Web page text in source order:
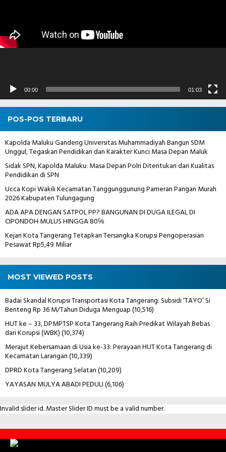
00:00 01:03
POS-POS TERBARU
Kapolda Maluku Gandeng Universitas Muhammadiyah Bangun SDM
Unggul, Tegaskan Pendidikan dan Karakter Kunci Masa Depan Maluk
Sidak SPN, Kapolda Maluku: Masa Depan Polri Ditentukan dari Kualitas
Pendidikan di SPN
Ucca Kopi Wakili Kecamatan Tanggunggunung Pameran Pangan Murah
2026 Kabupaten Tulungagung
ADA APA DENGAN SATPOL PP? BANGUNAN DI DUGA ILEGAL DI
CIPONDOH MULUS HINGGA 80℅
Kejari Kota Tangerang Tetapkan Tersangka Korupsi Pengoperasian
Pesawat Rp5,49 Miliar
MOST VIEWED POSTS
Badai Skandal Korupsi Transportasi Kota Tangerang: Subsidi ‘TAYO’ Si
Benteng Rp 36 M/Tahun Diduga Menguap(10,516)
HUT ke – 33, DPMPTSP Kota Tangerang Raih Predikat Wilayah Bebas
dari Korupsi (WBK)(10,374)
Merajut Kebersamaan di Usia ke-33: Perayaan HUT Kota Tangerang di
Kecamatan Larangan(10,339)
DPRD Kota Tangerang Selatan(10,209)
YAYASAN MULYA ABADI PEDULI(6,106)
Invalid slider id. Master Slider ID must be a valid number.
Contact
Us